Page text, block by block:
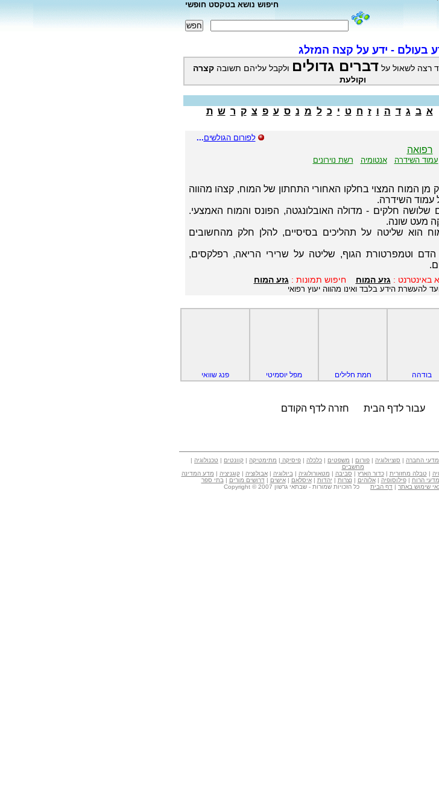
חיפוש נושא בטקסט חופשי
בעולם - ידע על קצה המזלג
רצה לשאול על דברים גדולים ולקבל עליהם תשובה קצרה
וקולעת
א ב ג ד ה ו ז ח ט י כ ל מ נ ס ע פ צ ק ר ש ת
לפורום הגולשים...
רפואה
עמוד השידרה אנטומיה רשת נוירונים
מן המוח המצוי בחלקו האחורי התחתון של המוח, קצהו מהווה
עמוד השידרה.
שלושה חלקים - מדולה האובלונגטה, הפונס והמוח האמצעי.
מעט שונה.
הוא שליטה על תהליכים בסיסיים, להלן חלק מהחשובים
הדם וטמפרטורת הגוף, שליטה על שרירי הריאה, רפלקסים,
באינטרנט : גזע המוח חיפוש תמונות : גזע המוח
להעשרת הידע בלבד ואינו מהווה יעוץ רפואי
בודהה חמת חלילים מפל יוסמיטי פנג שוואי
עבור לדף הבית חזרה לדף הקודם
מדעי החברה | סוציולוגיה | פורום | משפטים | כלכלה | פיסיקה | מתימטיקה | קוונטים | טכנולוגיה |
מחשבים
| טבלה מחזורית |כדור הארץ | סביבה | מטאורולוגיה | ביולוגיה |אבולוציה |קוגניציה | מדע המדינה
מדעי הרוח |פילוסופיה |אלוהים | נצרות | יהדות |איסלאם |אישים |דרושים מורים | בתי ספר
שימוש באתר | דף הבית כל הזכויות שמורות - שבתאי גרשון Copyright © 2007